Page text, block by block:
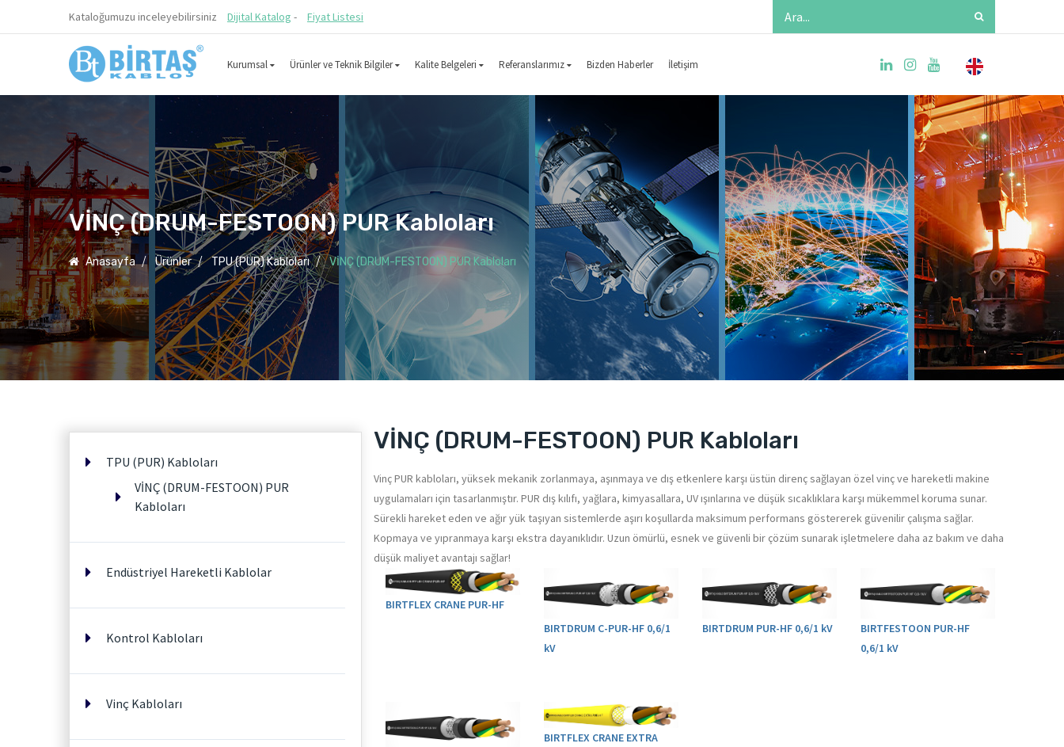
Kataloğumuzu inceleyebilirsiniz Dijital Katalog - Fiyat Listesi
Kurumsal Ürünler ve Teknik Bilgiler Kalite Belgeleri Referanslarımız Bizden Haberler İletişim
VİNÇ (DRUM-FESTOON) PUR Kabloları
Anasayfa Ürünler TPU (PUR) Kabloları VİNÇ (DRUM-FESTOON) PUR Kabloları
VİNÇ (DRUM-FESTOON) PUR Kabloları
Vinç PUR kabloları, yüksek mekanik zorlanmaya, aşınmaya ve dış etkenlere karşı üstün direnç sağlayan özel vinç ve hareketli makine
uygulamaları için tasarlanmıştır. PUR dış kılıfı, yağlara, kimyasallara, UV ışınlarına ve düşük sıcaklıklara karşı mükemmel koruma sunar.
Sürekli hareket eden ve ağır yük taşıyan sistemlerde aşırı koşullarda maksimum performans göstererek güvenilir çalışma sağlar.
Kopmaya ve yıpranmaya karşı ekstra dayanıklıdır. Uzun ömürlü, esnek ve güvenli bir çözüm sunarak işletmelere daha az bakım ve daha
düşük maliyet avantajı sağlar!
BIRTFLEX CRANE PUR-HF
BIRTDRUM C-PUR-HF 0,6/1
kV
BIRTDRUM PUR-HF 0,6/1 kV
BIRTFESTOON PUR-HF
0,6/1 kV
BIRTFLEX CRANE EXTRA
TPU (PUR) Kabloları
VİNÇ (DRUM-FESTOON) PUR
Kabloları
Endüstriyel Hareketli Kablolar
Kontrol Kabloları
Vinç Kabloları